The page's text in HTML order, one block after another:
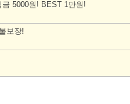
5000원! BEST 1만원!
보장!